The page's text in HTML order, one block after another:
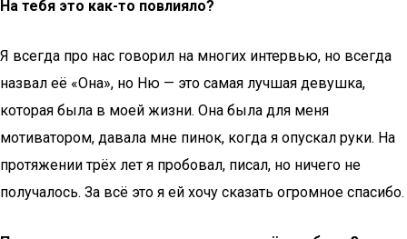
На тебя это как-то повлияло?
Я всегда про нас говорил на многих интервью, но всегда
назвал её «Она», но Ню — это самая лучшая девушка,
которая была в моей жизни. Она была для меня
мотиватором, давала мне пинок, когда я опускал руки. На
протяжении трёх лет я пробовал, писал, но ничего не
получалось. За всё это я ей хочу сказать огромное спасибо.